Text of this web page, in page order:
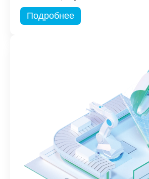
Подробнее